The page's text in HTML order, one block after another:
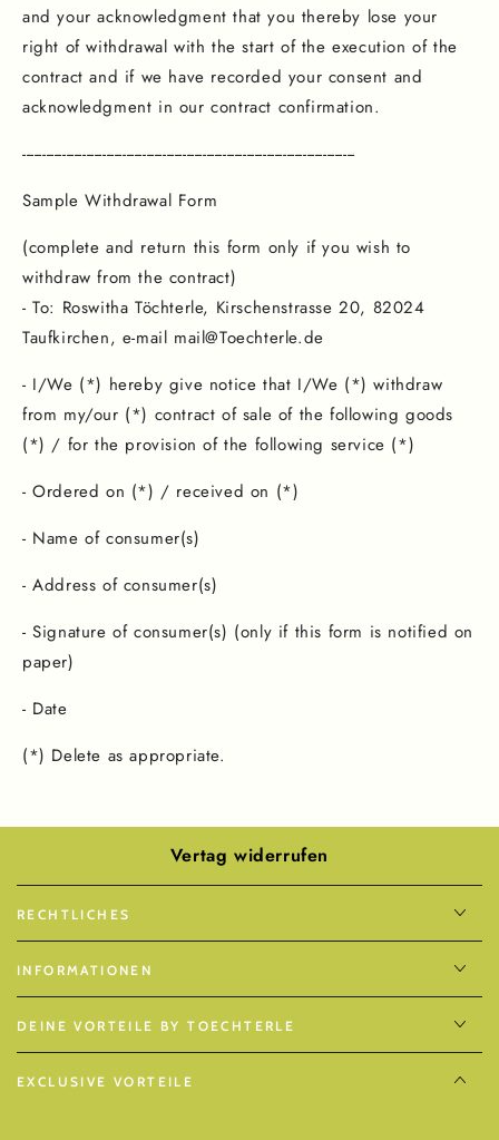
and your acknowledgment that you thereby lose your
right of withdrawal with the start of the execution of the
contract and if we have recorded your consent and
acknowledgment in our contract confirmation.
-----------------------------------------------------------------------------------
Sample Withdrawal Form
(complete and return this form only if you wish to
withdraw from the contract)
- To: Roswitha Töchterle, Kirschenstrasse 20, 82024
Taufkirchen, e-mail mail@Toechterle.de
- I/We (*) hereby give notice that I/We (*) withdraw
from my/our (*) contract of sale of the following goods
(*) / for the provision of the following service (*)
- Ordered on (*) / received on (*)
- Name of consumer(s)
- Address of consumer(s)
- Signature of consumer(s) (only if this form is notified on
paper)
- Date
(*) Delete as appropriate.
Vertag widerrufen
RECHTLICHES
INFORMATIONEN
DEINE VORTEILE BY TOECHTERLE
EXCLUSIVE VORTEILE